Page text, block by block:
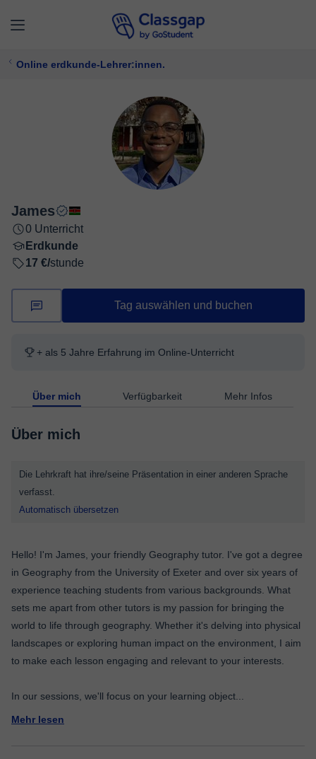
Online erdkunde-Lehrer:innen.
James
0 Unterricht
Erdkunde
17 €/stunde
Tag auswählen und buchen
+ als 5 Jahre Erfahrung im Online-Unterricht
Über mich Verfügbarkeit Mehr Infos
Über mich
Die Lehrkraft hat ihre/seine Präsentation in einer anderen Sprache
verfasst.
Automatisch übersetzen
Hello! I'm James, your friendly Geography tutor. I've got a degree
in Geography from the University of Exeter and over six years of
experience teaching students from various backgrounds. What
sets me apart from other tutors is my passion for bringing the
world to life through geography. Whether it's delving into physical
landscapes or exploring human impact on the environment, I aim
to make each lesson engaging and relevant to your interests.
In our sessions, we'll focus on your learning object
Mehr lesen